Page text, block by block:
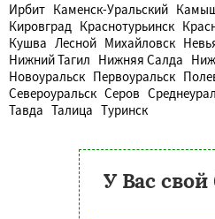
Ирбит Каменск-Уральский
Кировград Краснотурьинск
Кушва Лесной Михайловск
Нижний Тагил Нижняя Салда
Новоуральск Первоуральск
Североуральск Серов
Тавда Талица Туринск
У Вас свой